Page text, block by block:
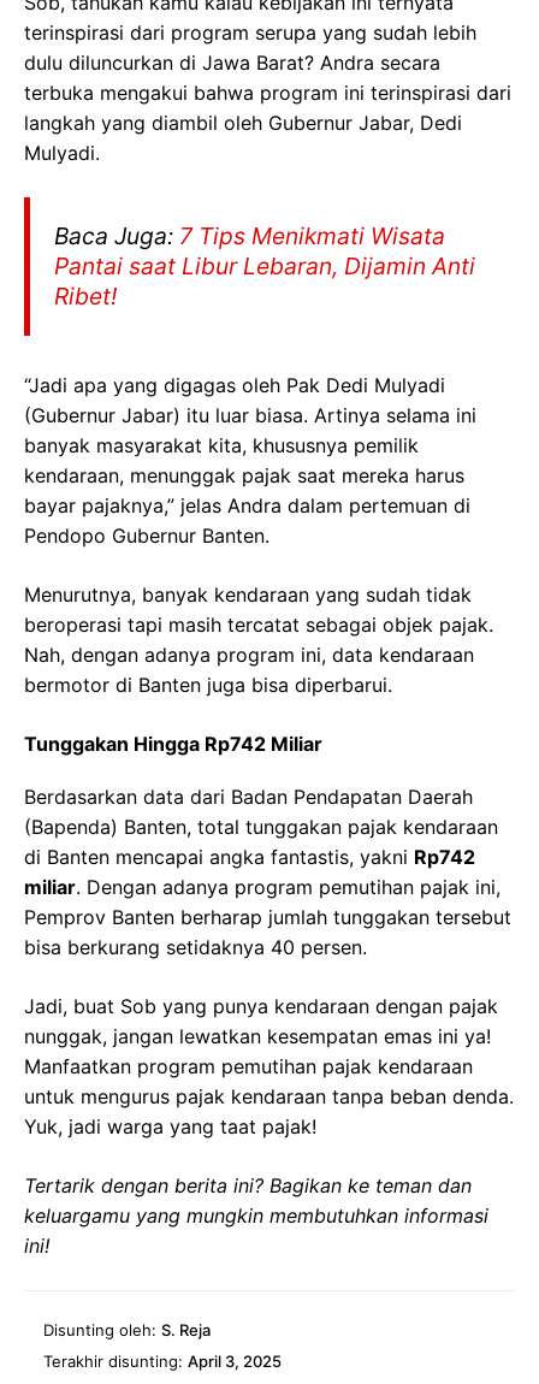
terinspirasi dari program serupa yang sudah lebih
dulu diluncurkan di Jawa Barat? Andra secara
terbuka mengakui bahwa program ini terinspirasi dari
langkah yang diambil oleh Gubernur Jabar, Dedi
Mulyadi.
Baca Juga: 7 Tips Menikmati Wisata
Pantai saat Libur Lebaran, Dijamin Anti
Ribet!
“Jadi apa yang digagas oleh Pak Dedi Mulyadi
(Gubernur Jabar) itu luar biasa. Artinya selama ini
banyak masyarakat kita, khususnya pemilik
kendaraan, menunggak pajak saat mereka harus
bayar pajaknya,” jelas Andra dalam pertemuan di
Pendopo Gubernur Banten.
Menurutnya, banyak kendaraan yang sudah tidak
beroperasi tapi masih tercatat sebagai objek pajak.
Nah, dengan adanya program ini, data kendaraan
bermotor di Banten juga bisa diperbarui.
Tunggakan Hingga Rp742 Miliar
Berdasarkan data dari Badan Pendapatan Daerah
(Bapenda) Banten, total tunggakan pajak kendaraan
di Banten mencapai angka fantastis, yakni Rp742
miliar. Dengan adanya program pemutihan pajak ini,
Pemprov Banten berharap jumlah tunggakan tersebut
bisa berkurang setidaknya 40 persen.
Jadi, buat Sob yang punya kendaraan dengan pajak
nunggak, jangan lewatkan kesempatan emas ini ya!
Manfaatkan program pemutihan pajak kendaraan
untuk mengurus pajak kendaraan tanpa beban denda.
Yuk, jadi warga yang taat pajak!
Tertarik dengan berita ini? Bagikan ke teman dan
keluargamu yang mungkin membutuhkan informasi
ini!
Disunting oleh: S. Reja
Terakhir disunting: April 3, 2025